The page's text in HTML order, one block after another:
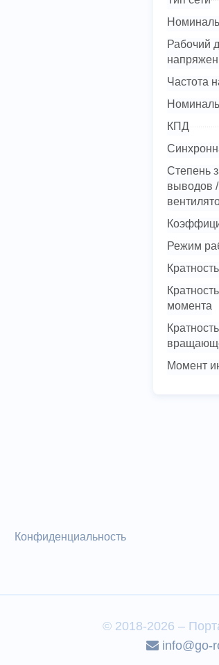
Рабочий
Частота
КПД
Степень
выводов
Режим
момента
Момент
Конфиденциальность
© 2018-2026 –
info@go-